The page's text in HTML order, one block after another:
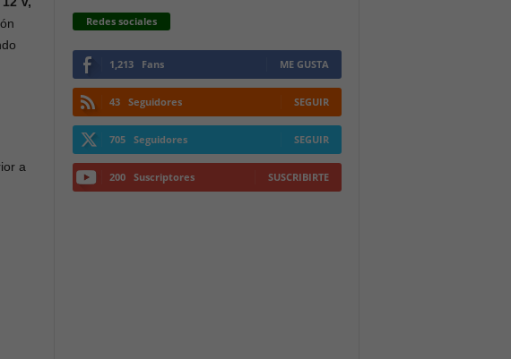
a
Redes sociales
1,213 Fans ME GUSTA
43 Seguidores SEGUIR
705 Seguidores SEGUIR
200 Suscriptores SUSCRIBIRTE